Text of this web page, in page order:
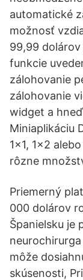
automatické
možnosť
99,99
funkcie
zálohovanie
zálohovanie
widget a
Miniaplikáciu
1×1, 1×2
rôzne
Priemerný
000 dolárov
Španielsku je
môže
skúsenosti,